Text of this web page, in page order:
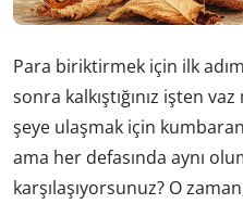
Para biriktirmek için ilk
sonra kalkıştığınız işten
şeye ulaşmak için
ama her defasında aynı
karşılaşıyorsunuz? O